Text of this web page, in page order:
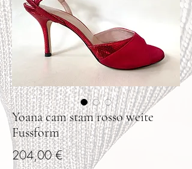
Yoana cam stam rosso weite
Fussform
204,00 €Preis